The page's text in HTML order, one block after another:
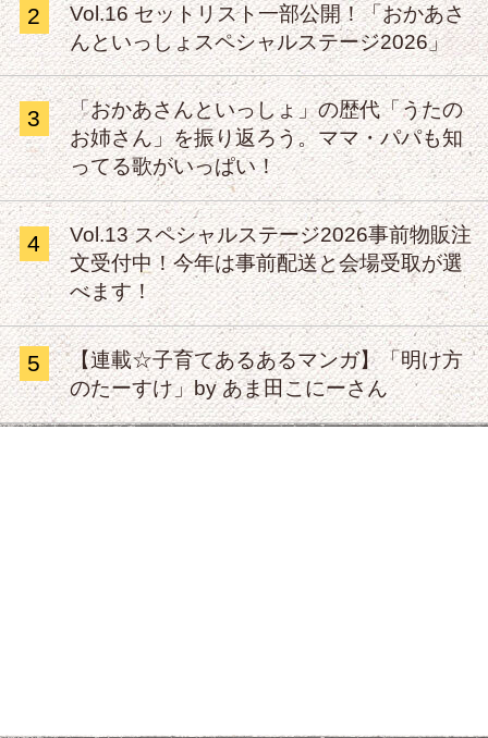
2
Vol.16 セットリスト一部公開！「おかあさ
んといっしょスペシャルステージ2026」
3
「おかあさんといっしょ」の歴代「うたの
お姉さん」を振り返ろう。ママ・パパも知
ってる歌がいっぱい！
4
Vol.13 スペシャルステージ2026事前物販注
文受付中！今年は事前配送と会場受取が選
べます！
5
【連載☆子育てあるあるマンガ】「明け方
のたーすけ」by あま田こにーさん